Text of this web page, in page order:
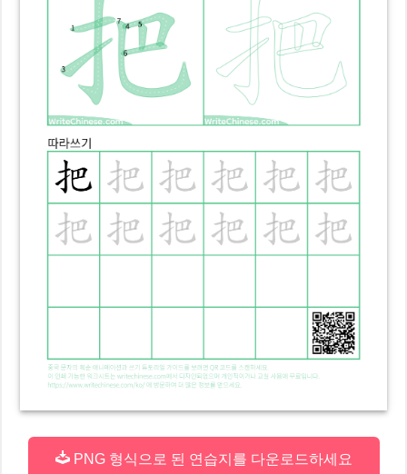
PNG 형식으로 된 연습지를 다운로드하세요